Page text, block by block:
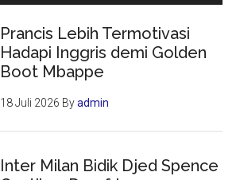
Prancis Lebih Termotivasi
Hadapi Inggris demi Golden
Boot Mbappe
18 Juli 2026 Byadmin
Inter Milan Bidik Djed Spence